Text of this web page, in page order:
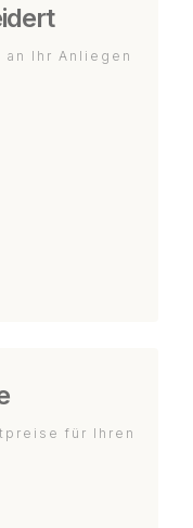
Ihr Anliegen
für Ihren